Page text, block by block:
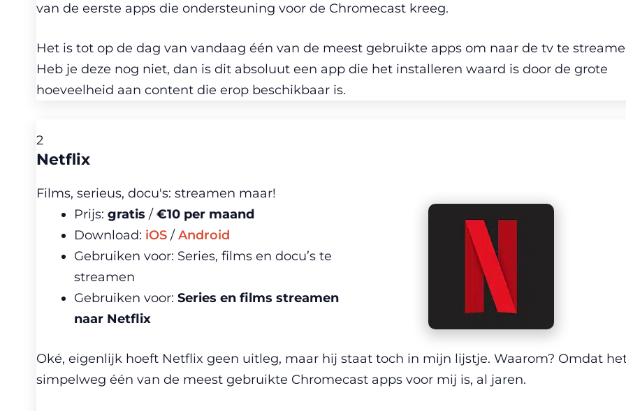
van de eerste apps die ondersteuning voor de Chromecast kreeg.
Het is tot op de dag van vandaag één van de meest gebruikte apps om naar de tv te
Heb je deze nog niet, dan is dit absoluut een app die het installeren waard is door de grote
hoeveelheid aan content die erop beschikbaar is.
2
Netflix
Films, serieus, docu's: streamen maar!
Prijs: gratis / €10 per maand
Download: iOS / Android
Gebruiken voor: Series, films en docu’s te
streamen
Gebruiken voor: Series en films streamen
naar Netflix
Oké, eigenlijk hoeft Netflix geen uitleg, maar hij staat toch in mijn lijstje. Waarom? Omdat
simpelweg één van de meest gebruikte Chromecast apps voor mij is, al jaren.